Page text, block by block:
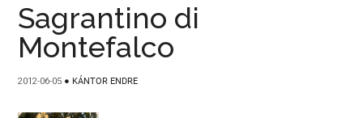
Sagrantino di
Montefalco
2012-06-05 ● KÁNTOR ENDRE